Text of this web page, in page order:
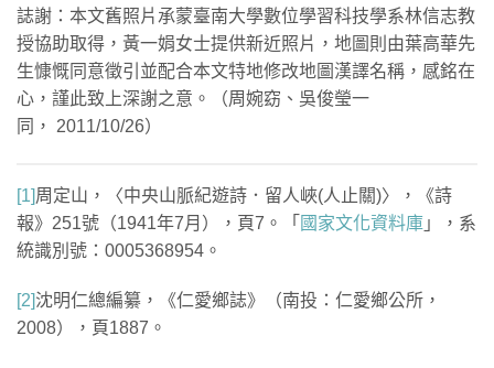
誌謝：本文舊照片承蒙臺南大學數位學習科技學系林信志教
授協助取得，黃一娟女士提供新近照片，地圖則由葉高華先
生慷慨同意徵引並配合本文特地修改地圖漢譯名稱，感銘在
心，謹此致上深謝之意。（周婉窈、吳俊瑩一
同， 2011/10/26）
[1]周定山，〈中央山脈紀遊詩．留人峽(人止關)〉，《詩
報》251號（1941年7月），頁7。「 國家文化資料庫 」，系
統識別號：0005368954。
[2]沈明仁總編纂，《仁愛鄉誌》（南投：仁愛鄉公所，
2008），頁1887。